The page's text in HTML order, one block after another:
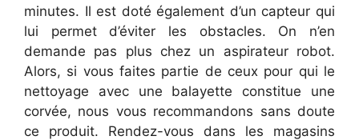
minutes. Il est doté également d’un capteur qui
lui permet d’éviter les obstacles. On n’en
demande pas plus chez un aspirateur robot.
Alors, si vous faites partie de ceux pour qui le
nettoyage avec une balayette constitue une
corvée, nous vous recommandons sans doute
ce produit. Rendez-vous dans les magasins